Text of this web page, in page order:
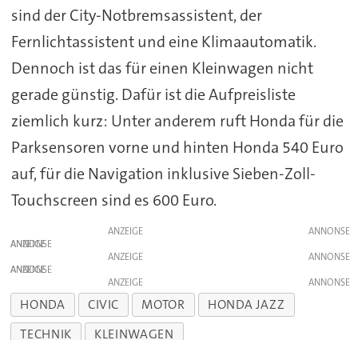
sind der City-Notbremsassistent, der
Fernlichtassistent und eine Klimaautomatik.
Dennoch ist das für einen Kleinwagen nicht
gerade günstig. Dafür ist die Aufpreisliste
ziemlich kurz: Unter anderem ruft Honda für die
Parksensoren vorne und hinten Honda 540 Euro
auf, für die Navigation inklusive Sieben-Zoll-
Touchscreen sind es 600 Euro.
ANZEIGE
ANZEIGE
ANZEIGE
ANZEIGE
ANZEIGE
HONDA CIVIC MOTOR
HONDA JAZZ
TECHNIK
KLEINWAGEN